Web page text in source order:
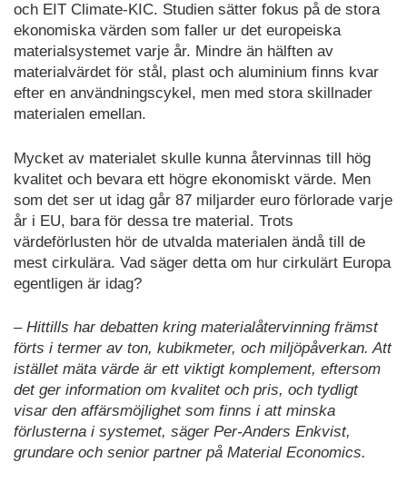
och EIT Climate-KIC. Studien sätter fokus på de stora
ekonomiska värden som faller ur det europeiska
materialsystemet varje år. Mindre än hälften av
materialvärdet för stål, plast och aluminium finns kvar
efter en användningscykel, men med stora skillnader
materialen emellan.
Mycket av materialet skulle kunna återvinnas till hög
kvalitet och bevara ett högre ekonomiskt värde. Men
som det ser ut idag går 87 miljarder euro förlorade varje
år i EU, bara för dessa tre material. Trots
värdeförlusten hör de utvalda materialen ändå till de
mest cirkulära. Vad säger detta om hur cirkulärt Europa
egentligen är idag?
– Hittills har debatten kring materialåtervinning främst
förts i termer av ton, kubikmeter, och miljöpåverkan. Att
istället mäta värde är ett viktigt komplement, eftersom
det ger information om kvalitet och pris, och tydligt
visar den affärsmöjlighet som finns i att minska
förlusterna i systemet, säger Per-Anders Enkvist,
grundare och senior partner på Material Economics.